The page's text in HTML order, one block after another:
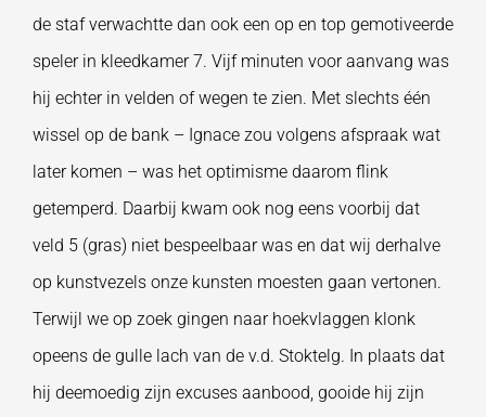
de staf verwachtte dan ook een op en top gemotiveerde
speler in kleedkamer 7. Vijf minuten voor aanvang was
hij echter in velden of wegen te zien. Met slechts één
wissel op de bank – Ignace zou volgens afspraak wat
later komen – was het optimisme daarom flink
getemperd. Daarbij kwam ook nog eens voorbij dat
veld 5 (gras) niet bespeelbaar was en dat wij derhalve
op kunstvezels onze kunsten moesten gaan vertonen.
Terwijl we op zoek gingen naar hoekvlaggen klonk
opeens de gulle lach van de v.d. Stoktelg. In plaats dat
hij deemoedig zijn excuses aanbood, gooide hij zijn